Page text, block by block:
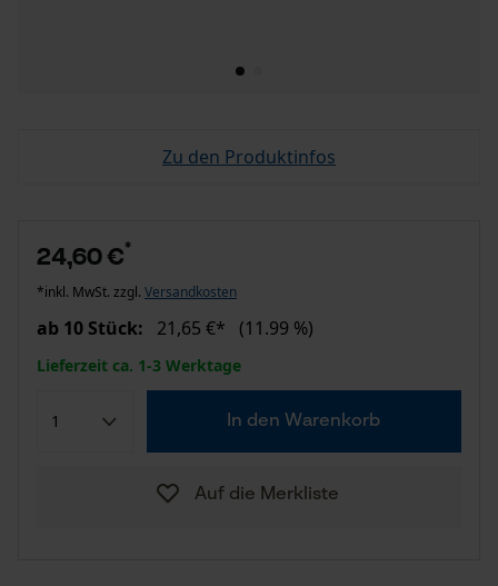
Zu den Produktinfos
24,60 €*
*inkl. MwSt. zzgl. Versandkosten
ab 10 Stück: 21,65 €* (11.99 %)
Lieferzeit ca. 1-3 Werktage
In den Warenkorb
Auf die Merkliste